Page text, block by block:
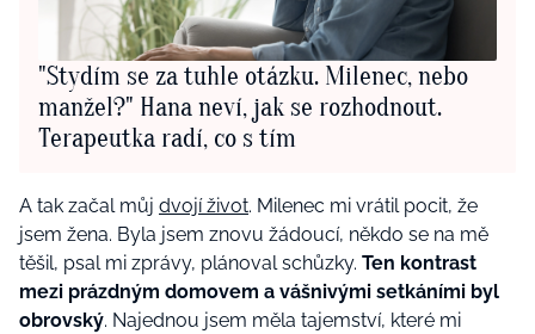
"Stydím se za tuhle otázku. Milenec, nebo
manžel?" Hana neví, jak se rozhodnout.
Terapeutka radí, co s tím
A tak začal můj dvojí život. Milenec mi vrátil pocit, že
jsem žena. Byla jsem znovu žádoucí, někdo se na mě
těšil, psal mi zprávy, plánoval schůzky. Ten kontrast
mezi prázdným domovem a vášnivými setkáními byl
obrovský. Najednou jsem měla tajemství, které mi